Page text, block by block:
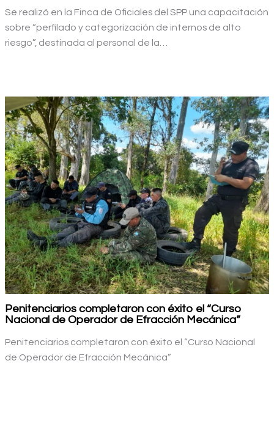
Se realizó en la Finca de Oficiales del SPP una capacitación
sobre “perfilado y categorización de internos de alto
riesgo”, destinada al personal de la…
Penitenciarios completaron con éxito el “Curso
Nacional de Operador de Efracción Mecánica”
Penitenciarios completaron con éxito el “Curso Nacional
de Operador de Efracción Mecánica”